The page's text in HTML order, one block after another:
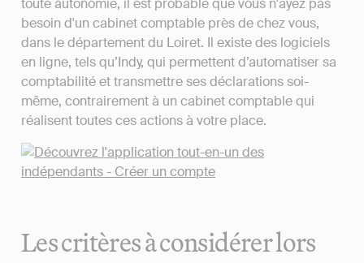
toute autonomie, il est probable que vous n'ayez pas
besoin d'un cabinet comptable près de chez vous,
dans le département du Loiret. Il existe des logiciels
en ligne, tels qu’Indy, qui permettent d’automatiser sa
comptabilité et transmettre ses déclarations soi-
même, contrairement à un cabinet comptable qui
réalisent toutes ces actions à votre place.
Les critères à considérer lors